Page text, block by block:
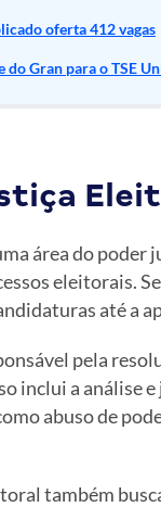
oferta 412 vagas
do Gran para o TSE
área do poder
eleitorais.
até a
pela
inclui a análise
abuso de
também